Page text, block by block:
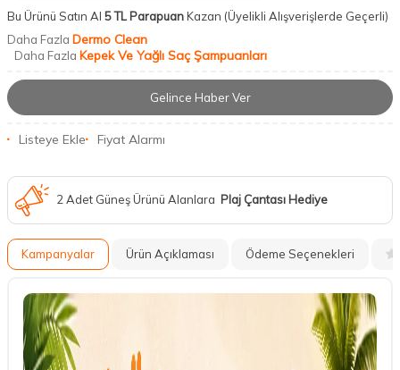
Bu Ürünü Satın Al 5 TL ParapuanKazan (Üyelikli Alışverişlerde Geçerli)
Daha Fazla Dermo Clean
Daha Fazla Kepek Ve Yağlı Saç Şampuanları
Gelince Haber Ver
Listeye Ekle Fiyat Alarmı
2 Adet Güneş Ürünü Alanlara Plaj Çantası Hediye
Kampanyalar Ürün Açıklaması Ödeme Seçenekleri